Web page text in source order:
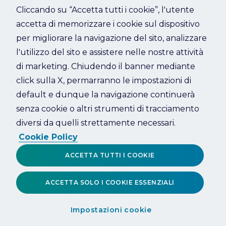
Refresh
Cliccando su “Accetta tutti i cookie”, l'utente
accetta di memorizzare i cookie sul dispositivo
per migliorare la navigazione del sito, analizzare
l'utilizzo del sito e assistere nelle nostre attività
di marketing. Chiudendo il banner mediante
click sulla X, permarranno le impostazioni di
default e dunque la navigazione continuerà
senza cookie o altri strumenti di tracciamento
diversi da quelli strettamente necessari.
Cookie Policy
Impostazioni cookie
ACCETTA SOLO I COOKIE ESSENZIALI
ACCETTA TUTTI I COOKIE